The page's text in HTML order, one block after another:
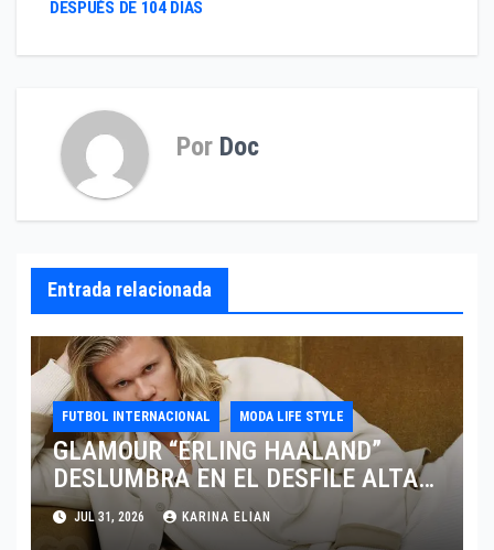
entradas
DESPUÉS DE 104 DIAS
Por Doc
Entrada relacionada
FUTBOL INTERNACIONAL MODA LIFE STYLE
GLAMOUR “ERLING HAALAND”
DESLUMBRA EN EL DESFILE ALTA
SARTORIA DE DOLCE & GABBANA
TRAS EL MUNDIAL 2026
JUL 31, 2026 KARINA ELIAN